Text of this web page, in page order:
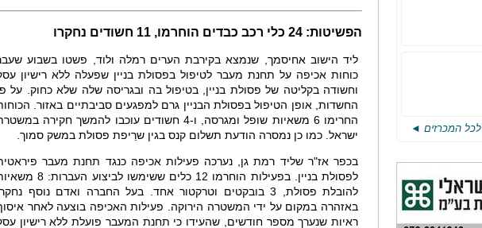
לכל המכרזים ◄
הפשיטות: 24 כלי רכב כבדים הוחרמו, 11 חשודים נחקרו
ליד הישוב אחיסמך, שנמצא בקירבת הערים רמלה ולוד, פשטו בשבוע
כוחות אכיפה על תחנת מעבר לטיפול בפסולת בניין שפעלה ללא רישיון
וחשודה בקליטה של פסולת בניין, בטיפול בה ובגריסה שלה שלא כחוק
על
החשדות, אופן הטיפול בפסולת הבניין גרם למפגעים סביבתיים באזור.
החרימו 6 משאיות שופל ומגרסה, ו-4 חשודים עוכבו להמשך חקירה
ישראל. כמו כן נמסרה הודעת תשלום קנס בגין שרֵיפת פסולת במשק סמוך
בכפר אז"ר שליד רמת גן, נערכה פעילות אכיפה כנגד תחנת מעבר
לפסולת בניין. בפעילות הוחרמו 12 כלים ששימשו לביצוע
להובלת פסולת, 3 בובקטים וטרקטור אחד. בעל החברה ואדם נוסף
באזהרה במקום על ידי המשטרה הירוקה. פעילות האכיפה בוצעה לאחר
ראיות שנערך מספר חודשים, שהעידו כי תחנת המעבר פועלת ללא רישיון